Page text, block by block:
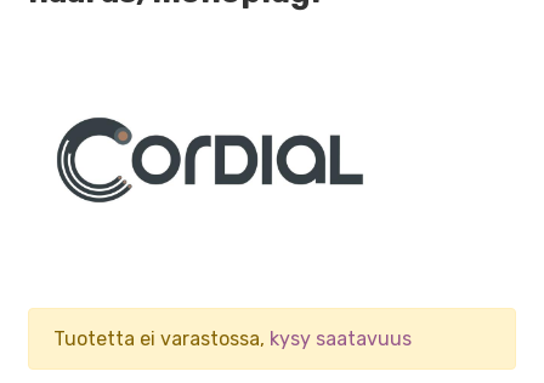
Tuotetta ei varastossa, kysy saatavuus